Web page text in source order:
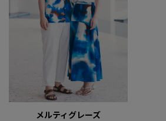
メルティグレーズ